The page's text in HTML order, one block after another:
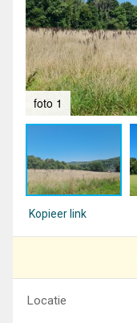
foto 1
Kopieer link
Locatie